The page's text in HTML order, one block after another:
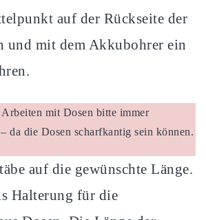
auf der Rückseite der
und mit dem Akkubohrer ein
mit Dosen bitte immer
da die Dosen scharfkantig sein können.
auf die gewünschte Länge.
Halterung für die